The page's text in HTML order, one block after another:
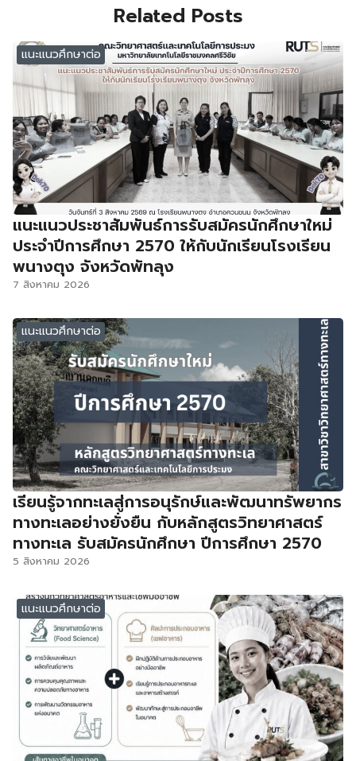
Related Posts
แนะแนวศึกษาต่อ
แนะแนวประชาสัมพันธ์การรับสมัครนักศึกษาใหม่
ประจำปีการศึกษา 2570 ให้กับนักเรียนโรงเรียน
พนางตุง จังหวัดพัทลุง
7 สิงหาคม 2026
แนะแนวศึกษาต่อ
เรียนรู้จากทะเลสู่การอนุรักษ์และพัฒนาทรัพยากร
ทางทะเลอย่างยั่งยืน กับหลักสูตรวิทยาศาสตร์
ทางทะเล รับสมัครนักศึกษา ปีการศึกษา 2570
5 สิงหาคม 2026
แนะแนวศึกษาต่อ